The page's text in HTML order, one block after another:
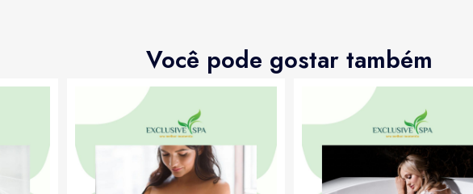
Você pode gostar também